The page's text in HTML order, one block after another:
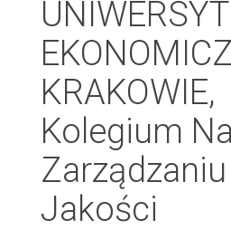
KRAKOWIE,
Kolegium
Jakości